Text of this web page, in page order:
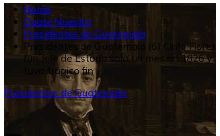
Home
Guate Nuestra
Presidentes de Guatemala
Presidentes de Guatemala (6) Cirilo Flores
fue Jefe de Estado solo un mes en 1826 y
tuvo trágico fin
Presidentes de Guatemala